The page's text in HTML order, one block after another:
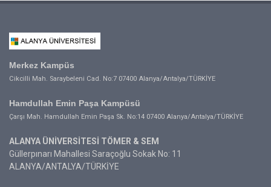
Merkez Kampüs
Cikcilli Mah. Saraybeleni Cad. No:7 07400 Alanya/Antalya/TÜRKİYE
Hamdullah Emin Paşa Kampüsü
Çarşı Mah. Hamdullah Emin Paşa Sk. No:14 07400 Alanya/Antalya/TÜRKİYE
ALANYA ÜNİVERSİTESİ TÖMER & SEM
Güllerpınarı Mahallesi Saraçoğlu Sokak No: 11
ALANYA/ANTALYA/TÜRKİYE